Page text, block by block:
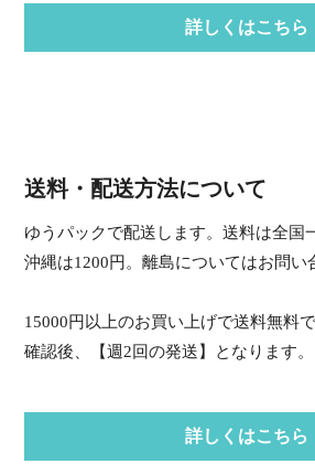
詳しくはこちら
送料・配送方法について
ゆうパックで配送します。送料は全国
沖縄は1200円。離島についてはお問い
15000円以上のお買い上げで送料無料
確認後、【週2回の発送】となります。
詳しくはこちら